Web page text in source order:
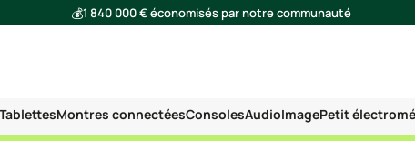
💰1 840 000 € économisés par notre communauté
TablettesMontres connectéesConsolesAudioImagePetit